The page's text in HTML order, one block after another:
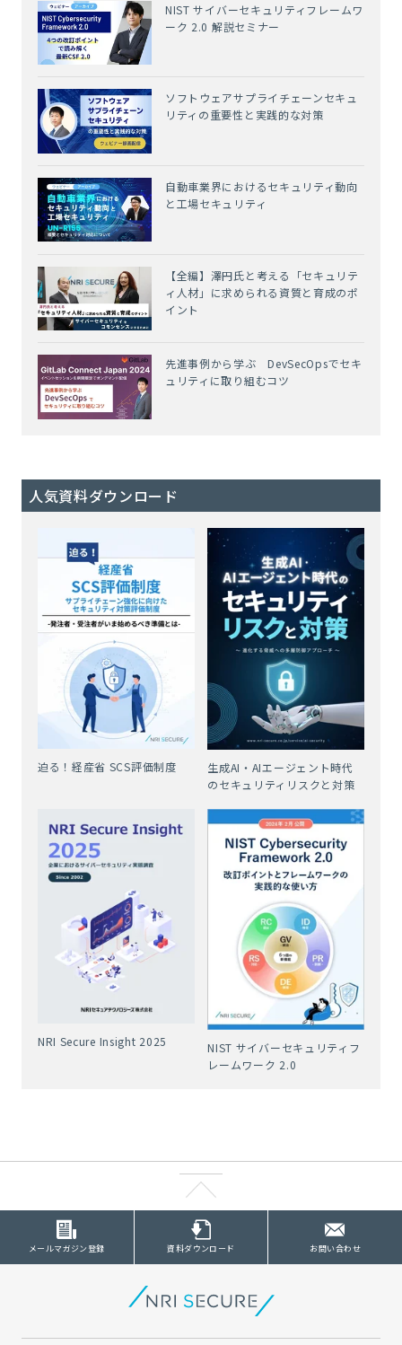
NIST サイバーセキュリティフレームワ
ーク 2.0 解説セミナー
ソフトウェアサプライチェーンセキュ
リティの重要性と実践的な対策
自動車業界におけるセキュリティ動向
と工場セキュリティ
【全編】澤円氏と考える「セキュリテ
ィ人材」に求められる資質と育成のポ
イント
先進事例から学ぶ DevSecOpsでセキ
ュリティに取り組むコツ
人気資料ダウンロード
迫る！経産省 SCS評価制度
生成AI・AIエージェント時代
のセキュリティリスクと対策
NRI Secure Insight 2025
NIST サイバーセキュリティフ
レームワーク 2.0
メールマガジン登録 資料ダウンロード お問い合わせ